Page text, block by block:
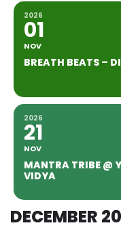
2026
01
NOV
BREATH BEATS –
2026
21
NOV
MANTRA TRIBE @
VIDYA
DECEMBER